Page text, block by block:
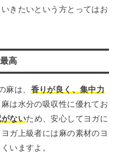
きたいという方とってはお
高
麻は、 香りが良く、集中力
は水分の吸収性に優れてお
ないため、安心してヨガに
ガ上級者には麻の素材のヨ
いますよ。